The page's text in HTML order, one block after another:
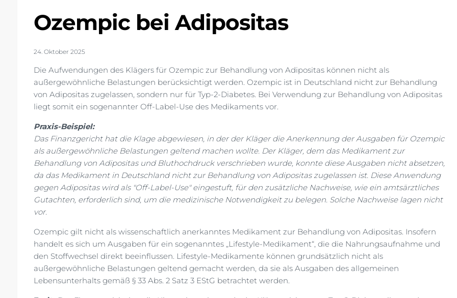
Ozempic bei Adipositas
24. Oktober 2025
Die Aufwendungen des Klägers für Ozempic zur Behandlung von Adipositas können nicht als
außergewöhnliche Belastungen berücksichtigt werden. Ozempic ist in Deutschland nicht zur Behandlung
von Adipositas zugelassen, sondern nur für Typ-2-Diabetes. Bei Verwendung zur Behandlung von Adipositas
liegt somit ein sogenannter Off-Label-Use des Medikaments vor.
Praxis-Beispiel:
Das Finanzgericht hat die Klage abgewiesen, in der der Kläger die Anerkennung der Ausgaben für Ozempic
als außergewöhnliche Belastungen geltend machen wollte. Der Kläger, dem das Medikament zur
Behandlung von Adipositas und Bluthochdruck verschrieben wurde, konnte diese Ausgaben nicht absetzen,
da das Medikament in Deutschland nicht zur Behandlung von Adipositas zugelassen ist. Diese Anwendung
gegen Adipositas wird als "Off-Label-Use" eingestuft, für den zusätzliche Nachweise, wie ein amtsärztliches
Gutachten, erforderlich sind, um die medizinische Notwendigkeit zu belegen. Solche Nachweise lagen nicht
vor.
Ozempic gilt nicht als wissenschaftlich anerkanntes Medikament zur Behandlung von Adipositas. Insofern
handelt es sich um Ausgaben für ein sogenanntes „Lifestyle-Medikament“, die die Nahrungsaufnahme und
den Stoffwechsel direkt beeinflussen. Lifestyle-Medikamente können grundsätzlich nicht als
außergewöhnliche Belastungen geltend gemacht werden, da sie als Ausgaben des allgemeinen
Lebensunterhalts gemäß § 33 Abs. 2 Satz 3 EStG betrachtet werden.